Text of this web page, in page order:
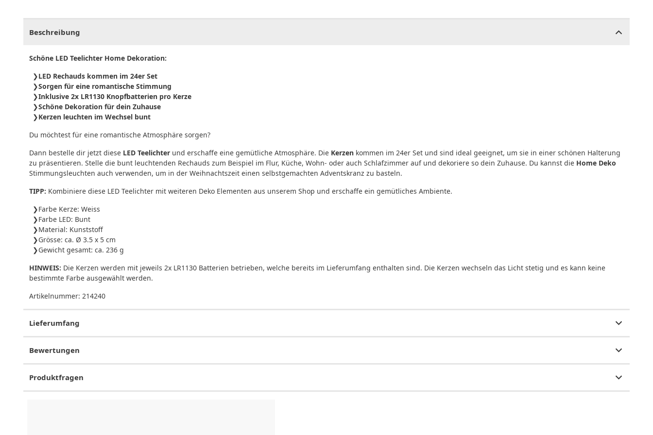
Beschreibung
Schöne LED Teelichter Home Dekoration:
LED Rechauds kommen im 24er Set
Sorgen für eine romantische Stimmung
Inklusive 2x LR1130 Knopfbatterien pro Kerze
Schöne Dekoration für dein Zuhause
Kerzen leuchten im Wechsel bunt
Du möchtest für eine romantische Atmosphäre sorgen?
Dann bestelle dir jetzt diese LED Teelichter und erschaffe eine gemütliche Atmosphäre. Die Kerzen kommen im 24er Set und sind ideal geeignet, um sie in einer schönen Halterung
zu präsentieren. Stelle die bunt leuchtenden Rechauds zum Beispiel im Flur, Küche, Wohn- oder auch Schlafzimmer auf und dekoriere so dein Zuhause. Du kannst die Home Deko
Stimmungsleuchten auch verwenden, um in der Weihnachtszeit einen selbstgemachten Adventskranz zu basteln.
TIPP: Kombiniere diese LED Teelichter mit weiteren Deko Elementen aus unserem Shop und erschaffe ein gemütliches Ambiente.
Farbe Kerze: Weiss
Farbe LED: Bunt
Material: Kunststoff
Grösse: ca. Ø 3.5 x 5 cm
Gewicht gesamt: ca. 236 g
HINWEIS: Die Kerzen werden mit jeweils 2x LR1130 Batterien betrieben, welche bereits im Lieferumfang enthalten sind. Die Kerzen wechseln das Licht stetig und es kann keine
bestimmte Farbe ausgewählt werden.
Artikelnummer: 214240
Lieferumfang
Bewertungen
Produktfragen